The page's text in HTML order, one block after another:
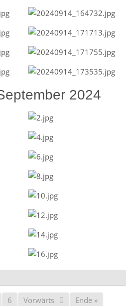
2024
6 Vorwärts Ende »